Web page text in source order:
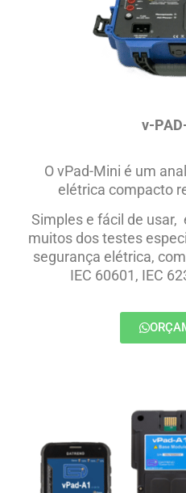
v-
O vPad-Mini é um
elétrica compacto
Simples e fácil de
muitos dos testes
segurança elétrica,
IEC 60601, IEC